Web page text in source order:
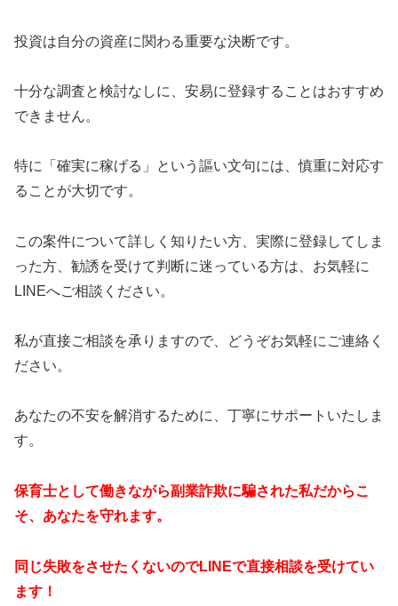
投資は自分の資産に関わる重要な決断です。
十分な調査と検討なしに、安易に登録することはおすすめ
できません。
特に「確実に稼げる」という謳い文句には、慎重に対応す
ることが大切です。
この案件について詳しく知りたい方、実際に登録してしま
った方、勧誘を受けて判断に迷っている方は、お気軽に
LINEへご相談ください。
私が直接ご相談を承りますので、どうぞお気軽にご連絡く
ださい。
あなたの不安を解消するために、丁寧にサポートいたしま
す。
保育士として働きながら副業詐欺に騙された私だからこ
そ、あなたを守れます。
同じ失敗をさせたくないのでLINEで直接相談を受けてい
ます！